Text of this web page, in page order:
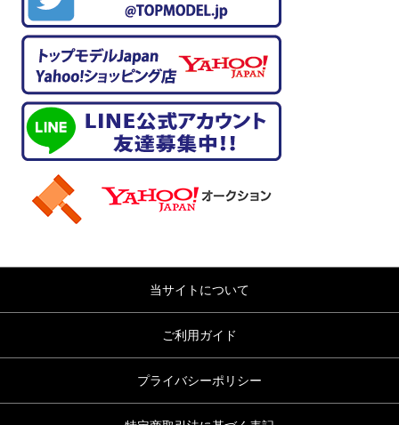
当サイトについて
ご利用ガイド
プライバシーポリシー